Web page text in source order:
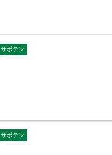
サボテン
サボテン